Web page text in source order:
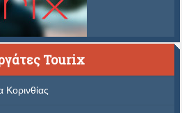
Tourix